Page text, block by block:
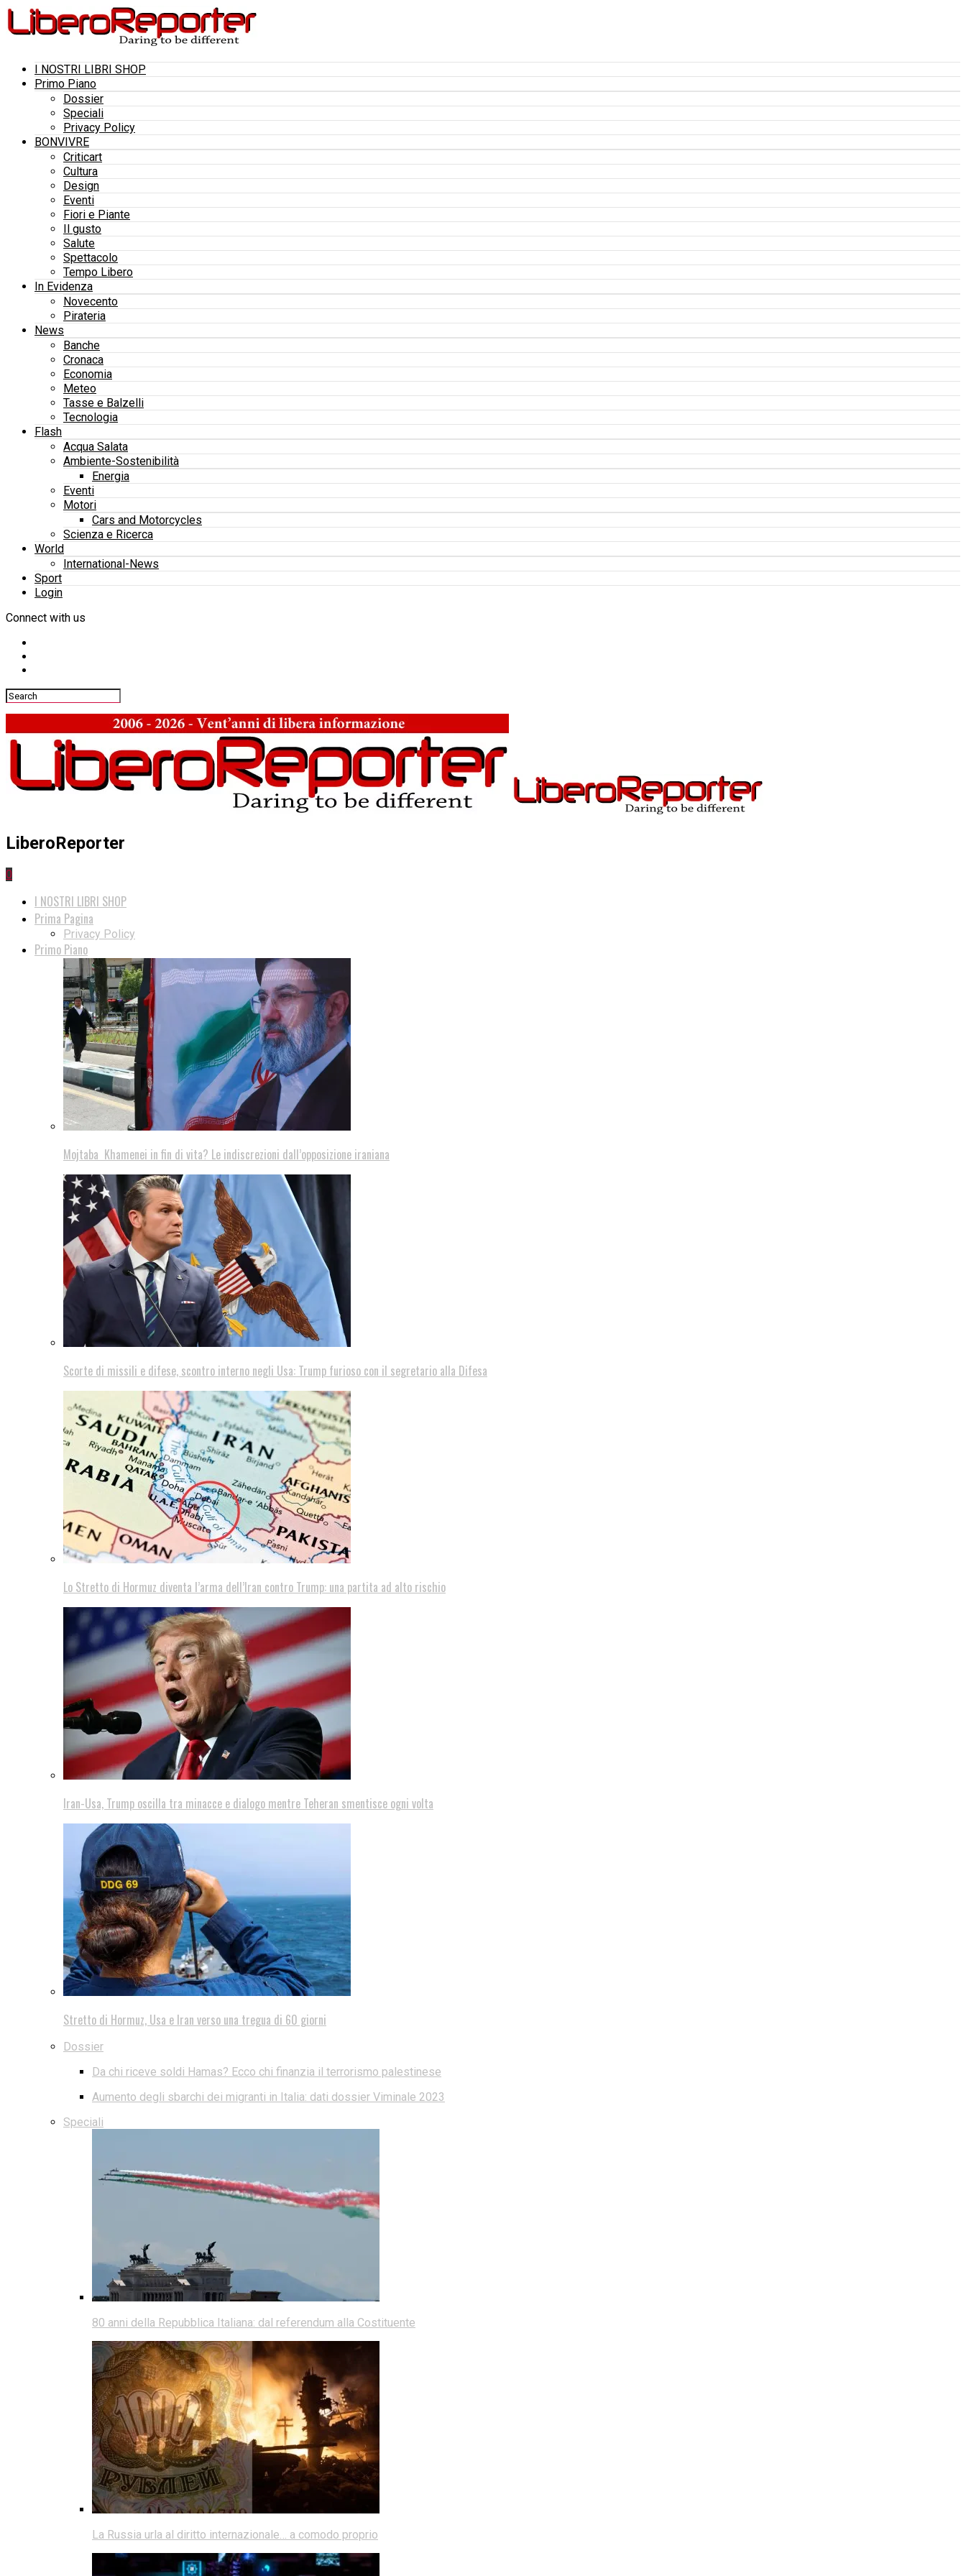
I NOSTRI LIBRI SHOP
Primo Piano
Dossier
Speciali
Privacy Policy
BONVIVRE
Criticart
Cultura
Design
Eventi
Fiori e Piante
Il gusto
Salute
Spettacolo
Tempo Libero
In Evidenza
Novecento
Pirateria
News
Banche
Cronaca
Economia
Meteo
Tasse e Balzelli
Tecnologia
Flash
Acqua Salata
Ambiente-Sostenibilità
Energia
Eventi
Motori
Cars and Motorcycles
Scienza e Ricerca
World
International-News
Sport
Login
Connect with us
LiberoReporter
0
I NOSTRI LIBRI SHOP
Prima Pagina
Privacy Policy
Primo Piano
Mojtaba Khamenei in fin di vita? Le indiscrezioni dall’opposizione iraniana
Scorte di missili e difese, scontro interno negli Usa: Trump furioso con il segretario alla Difesa
Lo Stretto di Hormuz diventa l’arma dell’Iran contro Trump: una partita ad alto rischio
Iran-Usa, Trump oscilla tra minacce e dialogo mentre Teheran smentisce ogni volta
Stretto di Hormuz, Usa e Iran verso una tregua di 60 giorni
Dossier
Da chi riceve soldi Hamas? Ecco chi finanzia il terrorismo palestinese
Aumento degli sbarchi dei migranti in Italia: dati dossier Viminale 2023
Speciali
80 anni della Repubblica Italiana: dal referendum alla Costituente
La Russia urla al diritto internazionale… a comodo proprio